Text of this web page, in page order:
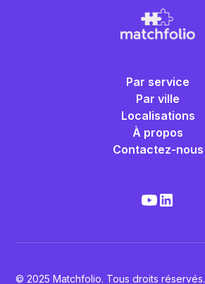
Par service
Par ville
Localisations
À propos
Contactez-nous
© 2025 Matchfolio. Tous droits réservés.